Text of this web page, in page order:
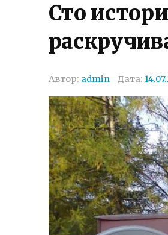
Сто
Автор: admin Дата: